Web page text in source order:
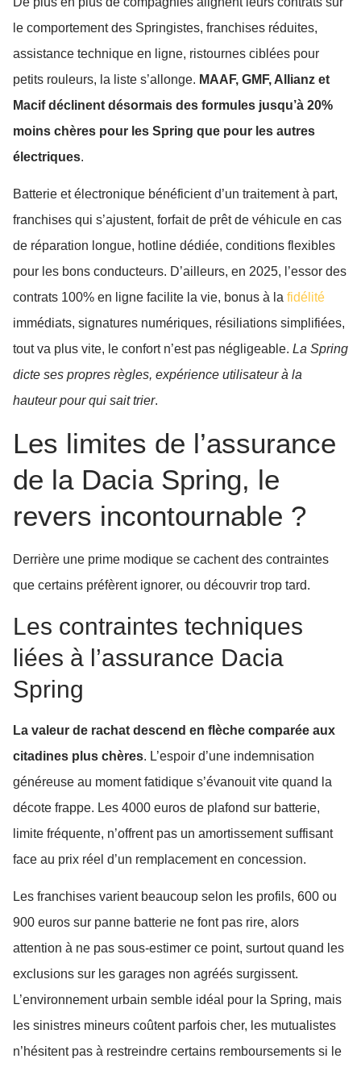
le comportement des Springistes, franchises réduites,
assistance technique en ligne, ristournes ciblées pour
petits rouleurs, la liste s’allonge. MAAF, GMF, Allianz et
Macif déclinent désormais des formules jusqu’à 20%
moins chères pour les Spring que pour les autres
électriques.
Batterie et électronique bénéficient d’un traitement à part,
franchises qui s’ajustent, forfait de prêt de véhicule en cas
de réparation longue, hotline dédiée, conditions flexibles
pour les bons conducteurs. D’ailleurs, en 2025, l’essor des
contrats 100% en ligne facilite la vie, bonus à la fidélité
immédiats, signatures numériques, résiliations simplifiées,
tout va plus vite, le confort n’est pas négligeable. La Spring
dicte ses propres règles, expérience utilisateur à la
hauteur pour qui sait trier.
Les limites de l’assurance
de la Dacia Spring, le
revers incontournable ?
Derrière une prime modique se cachent des contraintes
que certains préfèrent ignorer, ou découvrir trop tard.
Les contraintes techniques
liées à l’assurance Dacia
Spring
La valeur de rachat descend en flèche comparée aux
citadines plus chères. L’espoir d’une indemnisation
généreuse au moment fatidique s’évanouit vite quand la
décote frappe. Les 4000 euros de plafond sur batterie,
limite fréquente, n’offrent pas un amortissement suffisant
face au prix réel d’un remplacement en concession.
Les franchises varient beaucoup selon les profils, 600 ou
900 euros sur panne batterie ne font pas rire, alors
attention à ne pas sous-estimer ce point, surtout quand les
exclusions sur les garages non agréés surgissent.
L’environnement urbain semble idéal pour la Spring, mais
les sinistres mineurs coûtent parfois cher, les mutualistes
n’hésitent pas à restreindre certains remboursements si le